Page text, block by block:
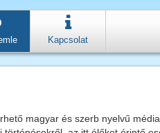
Kapcsolat
magyar és szerb nyelvű